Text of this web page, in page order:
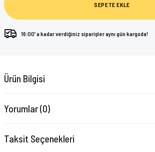
SEPETE EKLE
16:00’ a kadar verdiğiniz siparişler aynı gün kargoda!
Ürün Bilgisi
Yorumlar (0)
Taksit Seçenekleri